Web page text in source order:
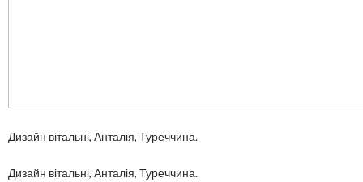
Дизайн вітальні, Анталія, Туреччина.
Дизайн вітальні, Анталія, Туреччина.